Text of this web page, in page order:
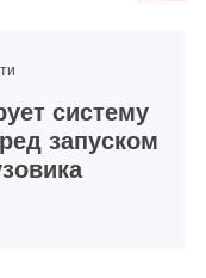
систему
запуском